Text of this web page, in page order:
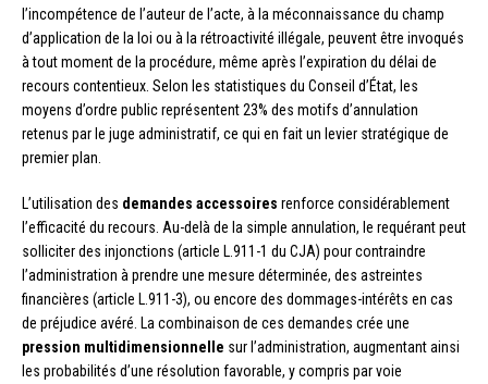
l’incompétence de l’auteur de l’acte, à la méconnaissance du champ
d’application de la loi ou à la rétroactivité illégale, peuvent être invoqués
à tout moment de la procédure, même après l’expiration du délai de
recours contentieux. Selon les statistiques du Conseil d’État, les
moyens d’ordre public représentent 23% des motifs d’annulation
retenus par le juge administratif, ce qui en fait un levier stratégique de
premier plan.
L’utilisation des demandes accessoires renforce considérablement
l’efficacité du recours. Au-delà de la simple annulation, le requérant peut
solliciter des injonctions (article L.911-1 du CJA) pour contraindre
l’administration à prendre une mesure déterminée, des astreintes
financières (article L.911-3), ou encore des dommages-intérêts en cas
de préjudice avéré. La combinaison de ces demandes crée une
pression multidimensionnelle sur l’administration, augmentant ainsi
les probabilités d’une résolution favorable, y compris par voie